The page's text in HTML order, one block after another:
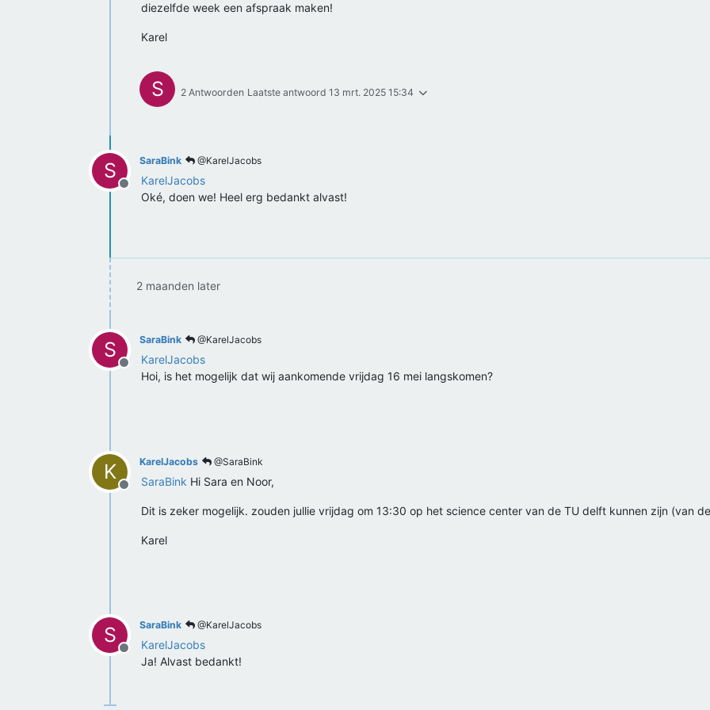
diezelfde week een afspraak maken!
Karel
S 2 Antwoorden Laatste antwoord 13 mrt. 2025 15:34
S
Offline
SaraBink @KarelJacobs
KarelJacobs
Oké, doen we! Heel erg bedankt alvast!
2 maanden later
S
Offline
SaraBink @KarelJacobs
KarelJacobs
Hoi, is het mogelijk dat wij aankomende vrijdag 16 mei langskomen?
K
Offline
KarelJacobs @SaraBink
SaraBink Hi Sara en Noor,
Dit is zeker mogelijk. zouden jullie vrijdag om 13:30 op het science center van de TU delft kunnen zijn (van
Karel
S
Offline
SaraBink @KarelJacobs
KarelJacobs
Ja! Alvast bedankt!